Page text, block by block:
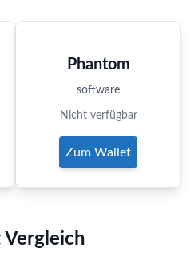
Phantom
software
Nicht verfügbar
Zum Wallet